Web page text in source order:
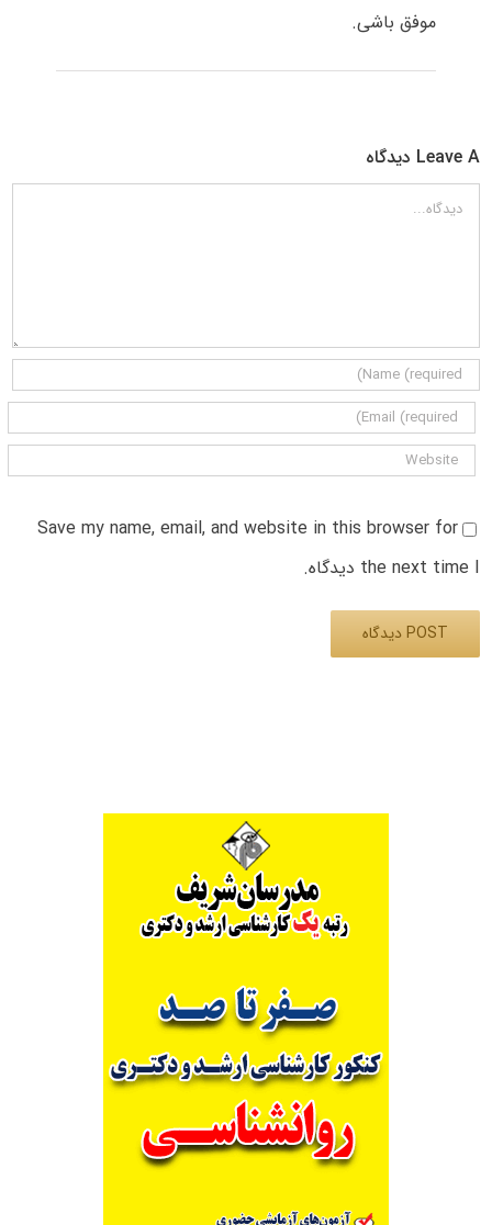
موفق باشی.
Leave A دیدگاه
دیدگاه
Save my name, email, and website in this browser for
the next time I دیدگاه.